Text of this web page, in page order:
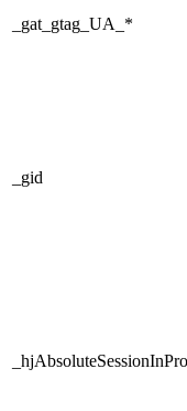
_gat_gtag_UA_*
_gid